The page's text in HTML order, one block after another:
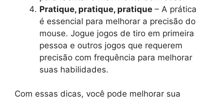
Pratique, pratique, pratique – A prática
é essencial para melhorar a precisão do
mouse. Jogue jogos de tiro em primeira
pessoa e outros jogos que requerem
precisão com frequência para melhorar
suas habilidades.
Com essas dicas, você pode melhorar sua